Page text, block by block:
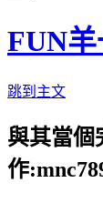
FUN
跳到主文
與其當個
作